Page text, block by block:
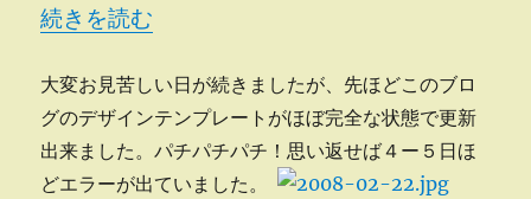
“デザイン変更なる” の
続きを読む
大変お見苦しい日が続きましたが、先ほどこのブロ
グのデザインテンプレートがほぼ完全な状態で更新
出来ました。パチパチパチ！思い返せば４ー５日ほ
どエラーが出ていました。